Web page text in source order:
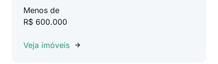
Menos de
R$ 600.000
Veja imóveis